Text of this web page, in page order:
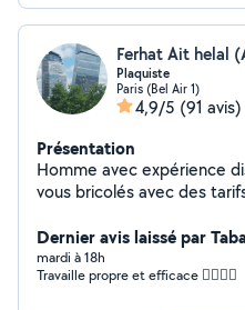
Ferhat Ait helal
Plaquiste
Paris (Bel Air 1)
4,9/5 (91 avis)
Présentation
Homme avec expérience
vous bricolés avec des
Dernier avis laissé par
mardi à 18h
Travaille propre et efficace 👍🏾👍🏾